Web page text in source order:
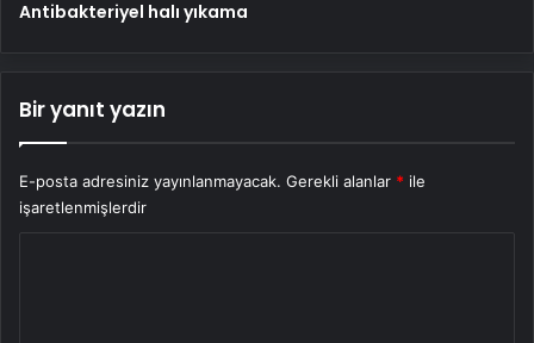
Antibakteriyel halı yıkama
Bir yanıt yazın
E-posta adresiniz yayınlanmayacak. Gerekli alanlar * ile
işaretlenmişlerdir